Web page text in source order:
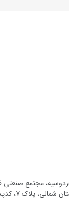
مجتمع
7، کدپستی : ۳۳۵۷۱۹۳۴۷۴